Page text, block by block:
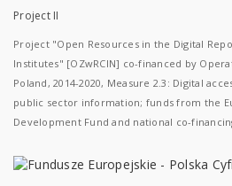
Project II
Project "Open Resources in the Digital
Institutes" [OZwRCIN] co-financed by
Poland, 2014-2020, Measure 2.3: Digital
public sector information; funds from the
Development Fund and national co-